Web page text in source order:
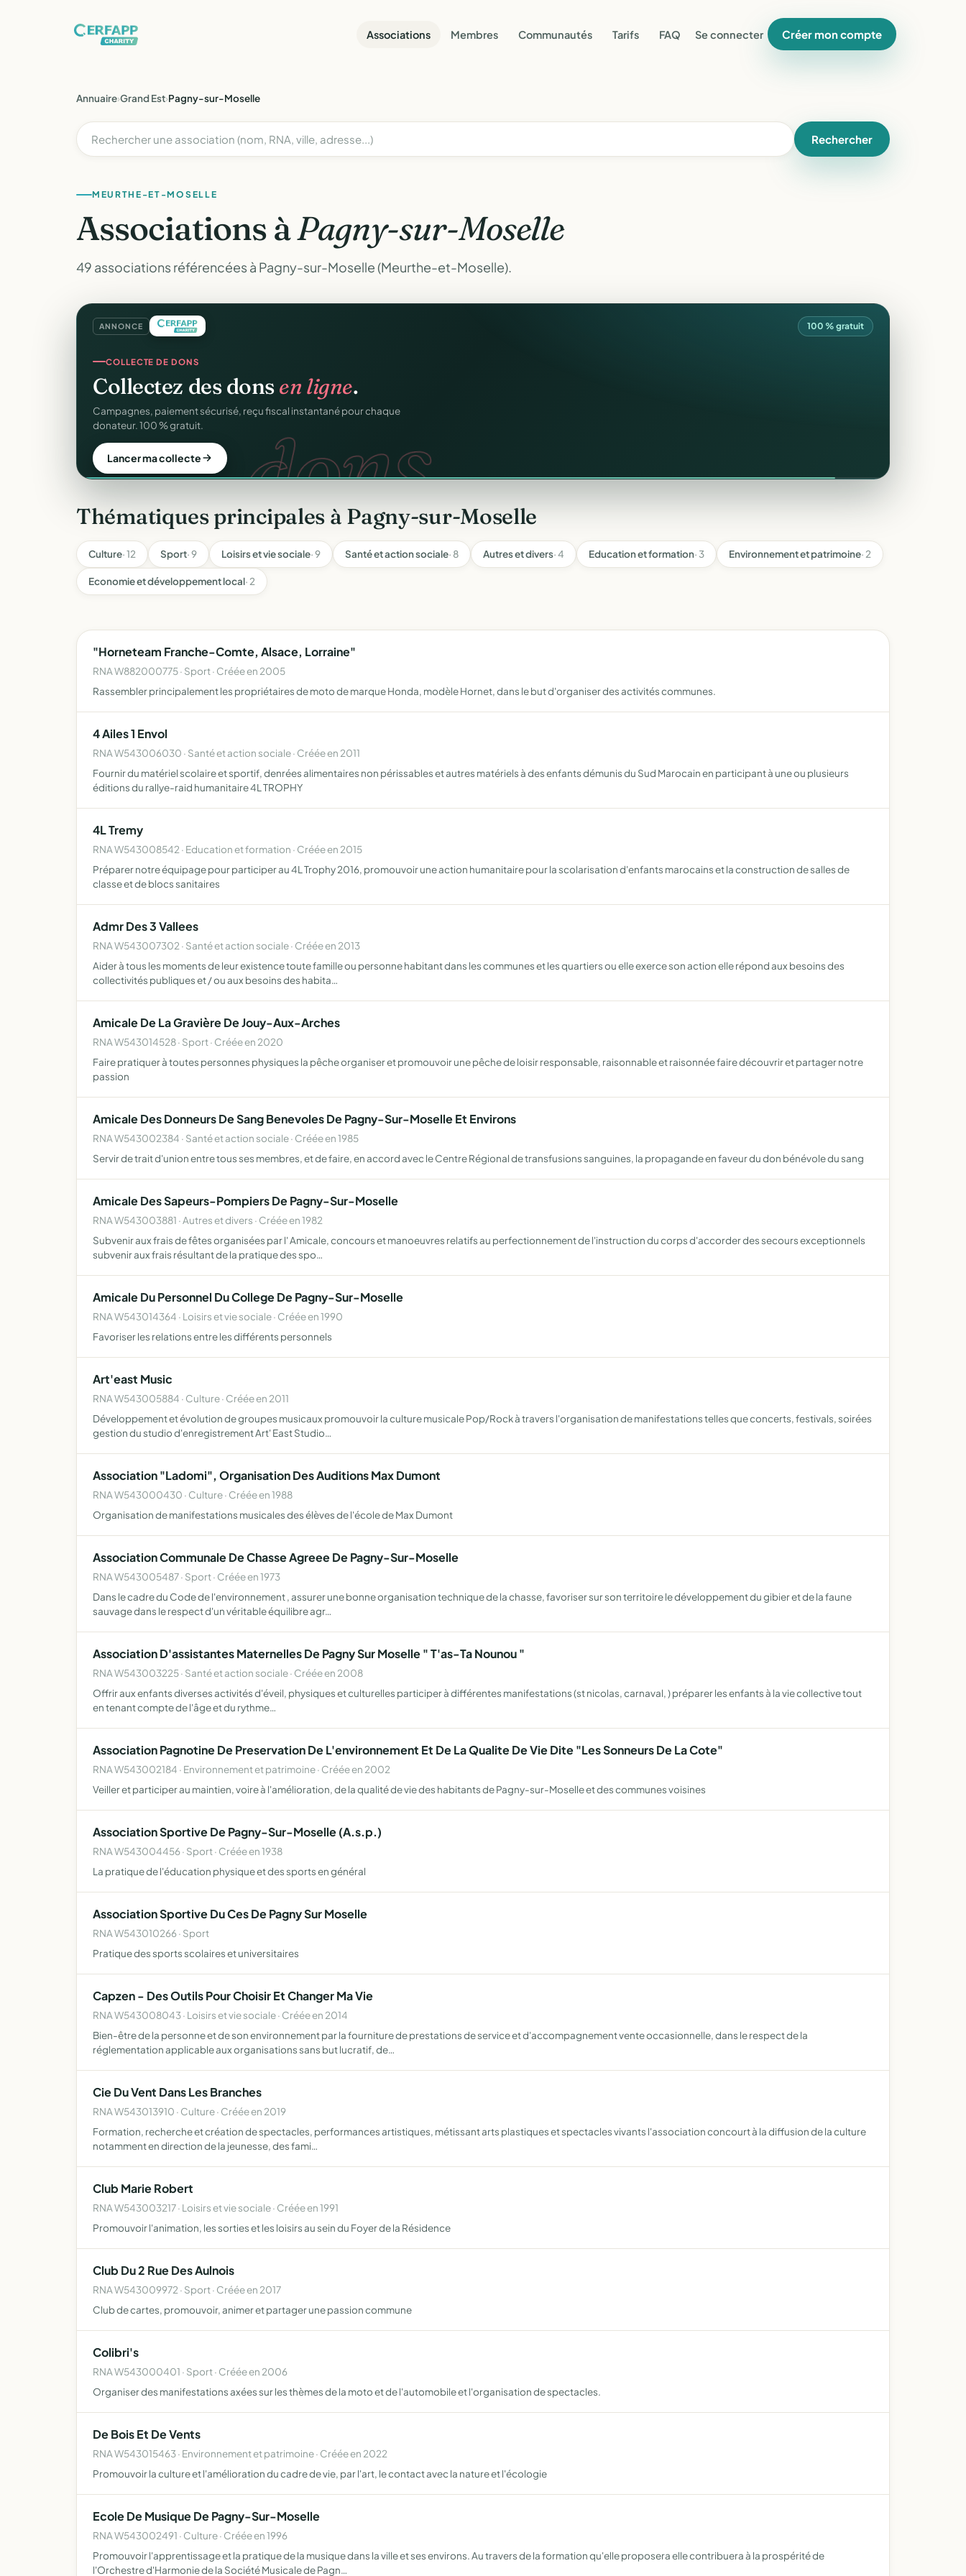
Associations Membres Communautés Tarifs FAQ Se connecter Créer mon compte
Annuaire›Grand Est›Pagny-sur-Moselle
Rechercher
MEURTHE-ET-MOSELLE
Associations àPagny-sur-Moselle
49 associations référencées à Pagny-sur-Moselle (Meurthe-et-Moselle).
ANNONCE 100 % gratuit
CERFA.
REÇUS FISCAUX
Vos reçusCERFAautomatiques.
Générés et envoyés à vos donateurs en un clic, conformes au modèle
officiel n°11580.
Automatiser mes reçus
Thématiques principales à Pagny-sur-Moselle
Culture· 12 Sport· 9 Loisirs et vie sociale· 9 Santé et action sociale· 8 Autres et divers· 4 Education et formation· 3 Environnement et patrimoine· 2
Economie et développement local· 2
"Horneteam Franche-Comte, Alsace, Lorraine"
RNA W882000775 · Sport · Créée en 2005
Rassembler principalement les propriétaires de moto de marque Honda, modèle Hornet, dans le but d'organiser des activités communes.
4 Ailes 1 Envol
RNA W543006030 · Santé et action sociale · Créée en 2011
Fournir du matériel scolaire et sportif, denrées alimentaires non périssables et autres matériels à des enfants démunis du Sud Marocain en participant à une ou plusieurs
éditions du rallye-raid humanitaire 4L TROPHY
4L Tremy
RNA W543008542 · Education et formation · Créée en 2015
Préparer notre équipage pour participer au 4L Trophy 2016, promouvoir une action humanitaire pour la scolarisation d'enfants marocains et la construction de salles de
classe et de blocs sanitaires
Admr Des 3 Vallees
RNA W543007302 · Santé et action sociale · Créée en 2013
Aider à tous les moments de leur existence toute famille ou personne habitant dans les communes et les quartiers ou elle exerce son action elle répond aux besoins des
collectivités publiques et / ou aux besoins des habita…
Amicale De La Gravière De Jouy-Aux-Arches
RNA W543014528 · Sport · Créée en 2020
Faire pratiquer à toutes personnes physiques la pêche organiser et promouvoir une pêche de loisir responsable, raisonnable et raisonnée faire découvrir et partager notre
passion
Amicale Des Donneurs De Sang Benevoles De Pagny-Sur-Moselle Et Environs
RNA W543002384 · Santé et action sociale · Créée en 1985
Servir de trait d'union entre tous ses membres, et de faire, en accord avec le Centre Régional de transfusions sanguines, la propagande en faveur du don bénévole du sang
Amicale Des Sapeurs-Pompiers De Pagny-Sur-Moselle
RNA W543003881 · Autres et divers · Créée en 1982
Subvenir aux frais de fêtes organisées par l' Amicale, concours et manoeuvres relatifs au perfectionnement de l'instruction du corps d'accorder des secours exceptionnels
subvenir aux frais résultant de la pratique des spo…
Amicale Du Personnel Du College De Pagny-Sur-Moselle
RNA W543014364 · Loisirs et vie sociale · Créée en 1990
Favoriser les relations entre les différents personnels
Art'east Music
RNA W543005884 · Culture · Créée en 2011
Développement et évolution de groupes musicaux promouvoir la culture musicale Pop/Rock à travers l'organisation de manifestations telles que concerts, festivals, soirées
gestion du studio d'enregistrement Art' East Studio…
Association "Ladomi", Organisation Des Auditions Max Dumont
RNA W543000430 · Culture · Créée en 1988
Organisation de manifestations musicales des élèves de l'école de Max Dumont
Association Communale De Chasse Agreee De Pagny-Sur-Moselle
RNA W543005487 · Sport · Créée en 1973
Dans le cadre du Code de l'environnement , assurer une bonne organisation technique de la chasse, favoriser sur son territoire le développement du gibier et de la faune
sauvage dans le respect d'un véritable équilibre agr…
Association D'assistantes Maternelles De Pagny Sur Moselle " T'as-Ta Nounou "
RNA W543003225 · Santé et action sociale · Créée en 2008
Offrir aux enfants diverses activités d'éveil, physiques et culturelles participer à différentes manifestations (st nicolas, carnaval, ) préparer les enfants à la vie collective tout
en tenant compte de l'âge et du rythme…
Association Pagnotine De Preservation De L'environnement Et De La Qualite De Vie Dite "Les Sonneurs De La Cote"
RNA W543002184 · Environnement et patrimoine · Créée en 2002
Veiller et participer au maintien, voire à l'amélioration, de la qualité de vie des habitants de Pagny-sur-Moselle et des communes voisines
Association Sportive De Pagny-Sur-Moselle (A.s.p.)
RNA W543004456 · Sport · Créée en 1938
La pratique de l'éducation physique et des sports en général
Association Sportive Du Ces De Pagny Sur Moselle
RNA W543010266 · Sport
Pratique des sports scolaires et universitaires
Capzen - Des Outils Pour Choisir Et Changer Ma Vie
RNA W543008043 · Loisirs et vie sociale · Créée en 2014
Bien-être de la personne et de son environnement par la fourniture de prestations de service et d'accompagnement vente occasionnelle, dans le respect de la
réglementation applicable aux organisations sans but lucratif, de…
Cie Du Vent Dans Les Branches
RNA W543013910 · Culture · Créée en 2019
Formation, recherche et création de spectacles, performances artistiques, métissant arts plastiques et spectacles vivants l'association concourt à la diffusion de la culture
notamment en direction de la jeunesse, des fami…
Club Marie Robert
RNA W543003217 · Loisirs et vie sociale · Créée en 1991
Promouvoir l'animation, les sorties et les loisirs au sein du Foyer de la Résidence
Club Du 2 Rue Des Aulnois
RNA W543009972 · Sport · Créée en 2017
Club de cartes, promouvoir, animer et partager une passion commune
Colibri's
RNA W543000401 · Sport · Créée en 2006
Organiser des manifestations axées sur les thèmes de la moto et de l'automobile et l'organisation de spectacles.
De Bois Et De Vents
RNA W543015463 · Environnement et patrimoine · Créée en 2022
Promouvoir la culture et l'amélioration du cadre de vie, par l'art, le contact avec la nature et l'écologie
Ecole De Musique De Pagny-Sur-Moselle
RNA W543002491 · Culture · Créée en 1996
Promouvoir l'apprentissage et la pratique de la musique dans la ville et ses environs. Au travers de la formation qu'elle proposera elle contribuera à la prospérité de
l'Orchestre d'Harmonie de la Société Musicale de Pagn…